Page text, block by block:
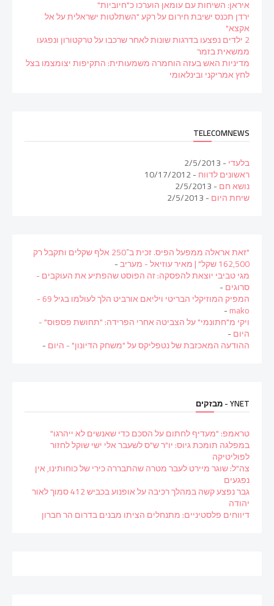
איראן: השיחות עם עומאן הוערכו כ"חיוביות"
ירדן תכנס ישיבת חירום על רקע "השתלטות ישראלית על אל
אקצא"
2 ילדים נפצעו בדרגות שונות לאחר שרכבו על טרקטורון ונפגעו
ממשאית בזמר
מדיניות האש בעזה הוחמרה משמעותית: התקיפות יצומצמו בצל
לחץ אמריקני ובינלאומי
TELECOMNEWS
בלעדי- 2/5/2013
ראשונים לדווח- 10/17/2012
נושא חם- 2/5/2013
שיחת היום- 2/5/2013
"זאת אראלה ממפעל הפיס. זכית ב־250 אלף שקלים ותקבל רק
162,500 שקל" | מאיר עוזיאל - מעריב -
מגי טביבי יוצאת להפסקה: זה הפוסט שהפתיע את העוקבים -
סרוגים-
המפיק המוזיקלי הבריטי ויליאם אורביט הלך לעולמו בגיל 69 -
mako
-
ויקי מ"חתונמי" על הצביטה אחרי הפרידה: "תחושת פספוס" -
היום-
ההודעה המאכזבת של נטפליקס על "משחק הדיונון" - היום-
YNET - מבזקים
טראמפ: "מעדיף לחתום על הסכם כדי שאנשים לא ייהרגו"
במפלגה תומכת גיוס: יו"ר ש"ס לשעבר אלי ישי שוקל לחזור
לפוליטיקה
צה"ל: שוגר מיירט לעבר מטרה שהתבררה כירי של כוחותינו, אין
נפגעים
גבר נפצע קשה במהלך רכיבה על אופנוע בכביש 412 סמוך לאור
יהודה
דיווחים פלסטיניים: מתנחלים הציתו מבנים בדרום הר חברון